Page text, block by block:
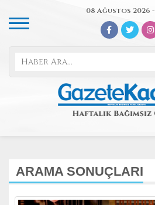
08 Ağustos 2026
ARAMA SONUÇLARI